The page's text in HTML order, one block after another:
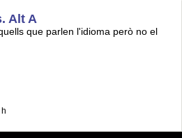
Alt A
que parlen l'idioma però no el